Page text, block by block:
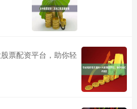
票配资平台，助你轻